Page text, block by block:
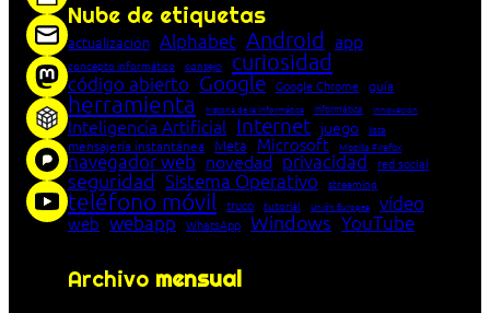
Nube de etiquetas
actualización Alphabet Android app
concepto informático consejo curiosidad
código abierto Google Google Chrome guía
herramienta historia de la Informática Informática innovación
Inteligencia Artificial Internet juego lista
mensajería instantánea Meta Microsoft Mozilla Firefox
navegador web novedad privacidad red social
seguridad Sistema Operativo streaming
teléfono móvil truco tutorial Unión Europea vídeo
web webapp WhatsApp Windows YouTube
Archivo mensual